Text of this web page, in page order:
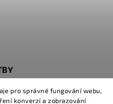
pro správné fungování webu,
konverzí a zobrazování